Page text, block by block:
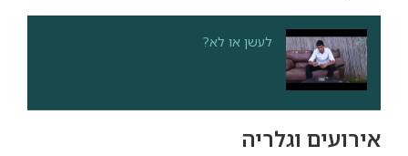
לעשן או לא?
אירועים וגלריה